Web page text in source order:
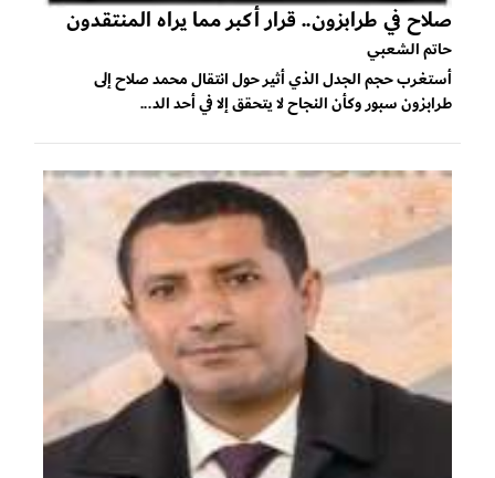
صلاح في طرابزون.. قرار أكبر مما يراه المنتقدون
حاتم الشعبي
أستغرب حجم الجدل الذي أثير حول انتقال محمد صلاح إلى
طرابزون سبور وكأن النجاح لا يتحقق إلا في أحد الد...